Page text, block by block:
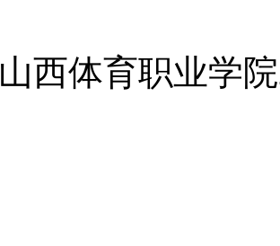
山西体育职业学院